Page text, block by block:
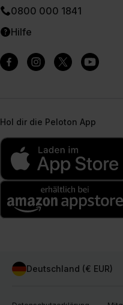
0800 000 1841
Hilfe
Hol dir die Peloton App
Deutschland (€ EUR)